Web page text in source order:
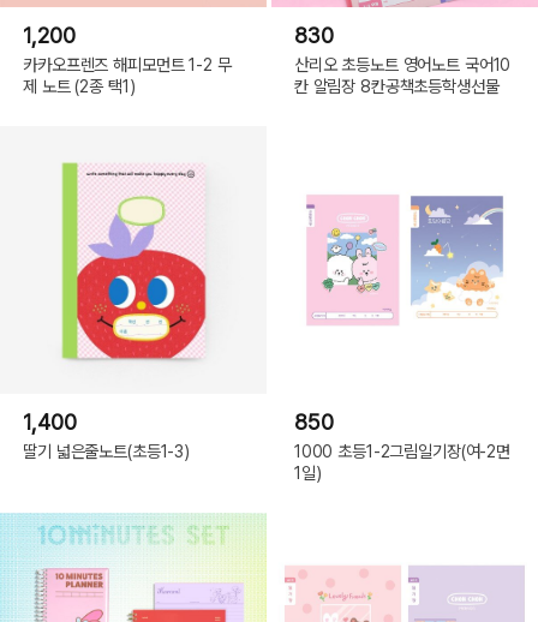
1,200
카카오프렌즈 해피모먼트 1-2 무
제 노트 (2종 택1)
830
산리오 초등노트 영어노트 국어10
칸 알림장 8칸공책초등학생선물
1,400
딸기 넓은줄노트(초등1-3)
850
1000 초등1-2그림일기장(여-2면
1일)